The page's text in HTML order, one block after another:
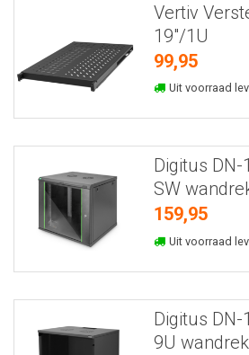
Vertiv
19"/1U
99,95
Uit voorraad
Digitus
SW
159,95
Uit voorraad
Digitus DN-
9U wandrek